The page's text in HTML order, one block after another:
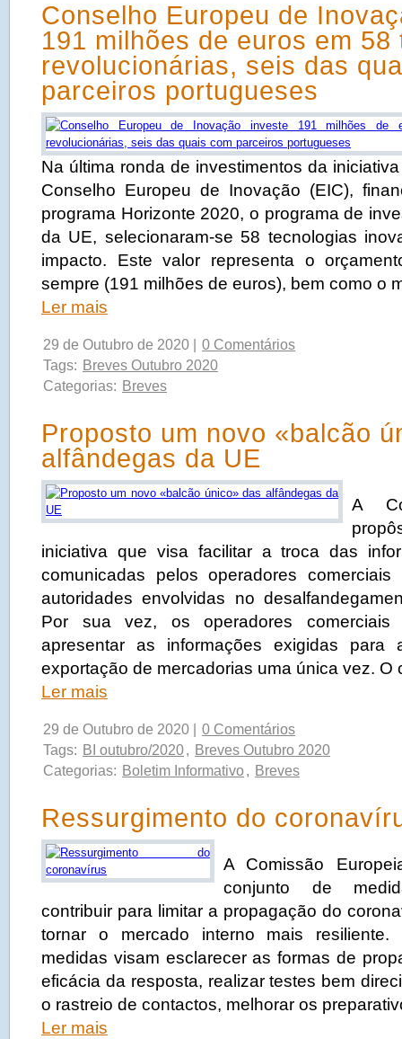
Conselho Europeu de
191 milhões de euros em 58
revolucionárias, seis das
parceiros portugueses
Na última ronda de investimentos da
Conselho Europeu de Inovação (EIC),
programa Horizonte 2020, o programa de
da UE, selecionaram-se 58 tecnologias
impacto. Este valor representa o
sempre (191 milhões de euros), bem como o
Ler mais
29 de Outubro de 2020 |
0 Comentários
Tags: Breves Outubro 2020
Categorias: Breves
Proposto um novo «balcão
alfândegas da UE
A
iniciativa que visa facilitar a troca das
comunicadas pelos operadores
autoridades envolvidas no
Por sua vez, os operadores
apresentar as informações exigidas para
exportação de mercadorias uma única vez.
Ler mais
29 de Outubro de 2020 |
0 Comentários
Tags: BI outubro/2020, Breves Outubro 2020
Categorias: Boletim Informativo, Breves
Ressurgimento do
A Comissão
conjunto de
contribuir para limitar a propagação do
tornar o mercado interno mais resiliente.
medidas visam esclarecer as formas de
eficácia da resposta, realizar testes bem
o rastreio de contactos, melhorar os
Ler mais